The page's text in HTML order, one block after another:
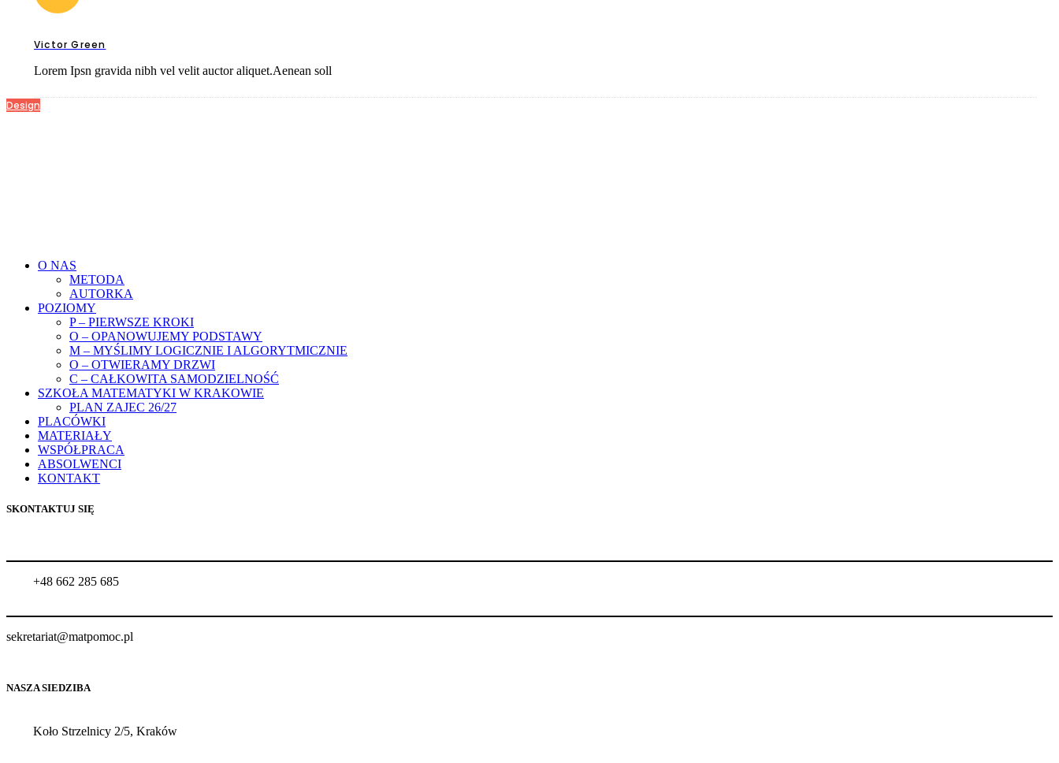
Victor Green
Lorem Ipsn gravida nibh vel velit auctor aliquet.Aenean soll
Design
O NAS
METODA
AUTORKA
POZIOMY
P – PIERWSZE KROKI
O – OPANOWUJEMY PODSTAWY
M – MYŚLIMY LOGICZNIE I ALGORYTMICZNIE
O – OTWIERAMY DRZWI
C – CAŁKOWITA SAMODZIELNOŚĆ
SZKOŁA MATEMATYKI W KRAKOWIE
PLAN ZAJEC 26/27
PLACÓWKI
MATERIAŁY
WSPÓŁPRACA
ABSOLWENCI
KONTAKT
SKONTAKTUJ SIĘ
+48 662 285 685
sekretariat@matpomoc.pl
NASZA SIEDZIBA
Koło Strzelnicy 2/5, Kraków